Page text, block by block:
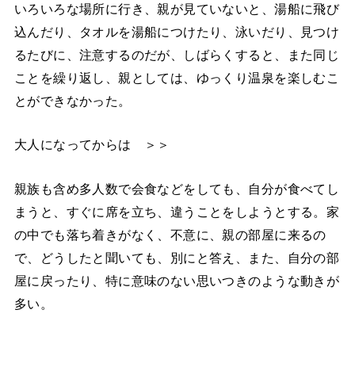
いろいろな場所に行き、親が見ていないと、湯船に飛び
込んだり、タオルを湯船につけたり、泳いだり、見つけ
るたびに、注意するのだが、しばらくすると、また同じ
ことを繰り返し、親としては、ゆっくり温泉を楽しむこ
とができなかった。
大人になってからは ＞＞
親族も含め多人数で会食などをしても、自分が食べてし
まうと、すぐに席を立ち、違うことをしようとする。家
の中でも落ち着きがなく、不意に、親の部屋に来るの
で、どうしたと聞いても、別にと答え、また、自分の部
屋に戻ったり、特に意味のない思いつきのような動きが
多い。